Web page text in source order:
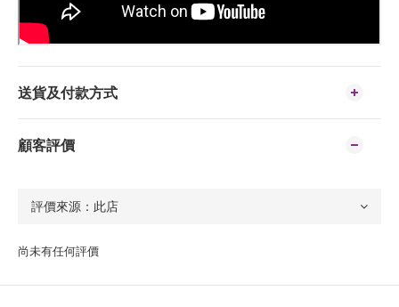
送貨及付款方式
顧客評價
尚未有任何評價